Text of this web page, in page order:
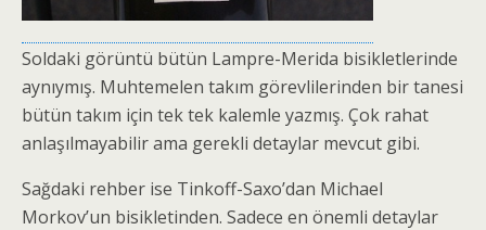
Soldaki görüntü bütün Lampre-Merida bisikletlerinde
aynıymış. Muhtemelen takım görevlilerinden bir tanesi
bütün takım için tek tek kalemle yazmış. Çok rahat
anlaşılmayabilir ama gerekli detaylar mevcut gibi.
Sağdaki rehber ise Tinkoff-Saxo’dan Michael
Morkov’un bisikletinden. Sadece en önemli detaylar